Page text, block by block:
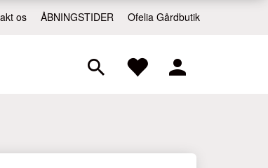
Ofelia Gårdbutik
ÅBNINGSTIDER
os